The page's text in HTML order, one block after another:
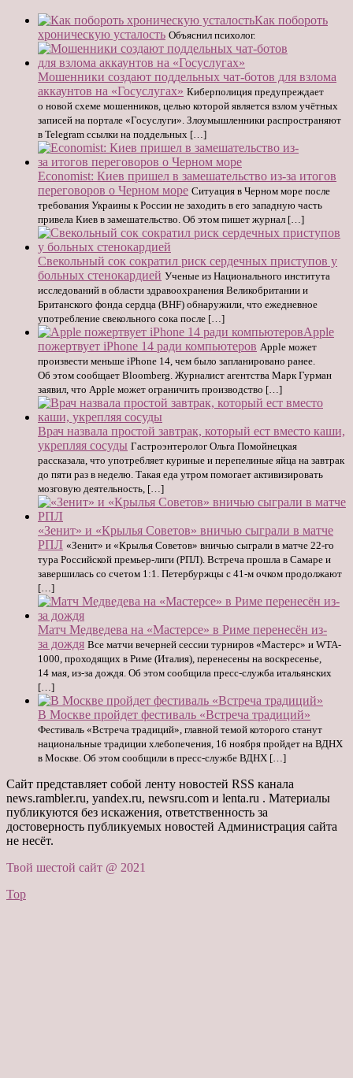
Как побороть
хроническую усталость Объяснил психолог.
Мошенники создают поддельных чат-ботов для взлома
аккаунтов на «Госуслугах» Киберполиция предупреждает
о новой схеме мошенников, целью которой является взлом учётных
записей на портале «Госуслуги». Злоумышленники распространяют
в Telegram ссылки на поддельных […]
Economist: Киев пришел в замешательство из-за итогов
переговоров о Черном море Ситуация в Черном море после
требования Украины к России не заходить в его западную часть
привела Киев в замешательство. Об этом пишет журнал […]
Свекольный сок сократил риск сердечных приступов у
больных стенокардией Ученые из Национального института
исследований в области здравоохранения Великобритании и
Британского фонда сердца (BHF) обнаружили, что ежедневное
употребление свекольного сока после […]
Apple
пожертвует iPhone 14 ради компьютеров Apple может
произвести меньше iPhone 14, чем было запланировано ранее.
Об этом сообщает Bloomberg. Журналист агентства Марк Гурман
заявил, что Apple может ограничить производство […]
Врач назвала простой завтрак, который ест вместо каши,
укрепляя сосуды Гастроэнтеролог Ольга Помойнецкая
рассказала, что употребляет куриные и перепелиные яйца на завтрак
до пяти раз в неделю. Такая еда утром помогает активизировать
мозговую деятельность, […]
«Зенит» и «Крылья Советов» вничью сыграли в матче
РПЛ «Зенит» и «Крылья Советов» вничью сыграли в матче 22-го
тура Российской премьер-лиги (РПЛ). Встреча прошла в Самаре и
завершилась со счетом 1:1. Петербуржцы с 41-м очком продолжают
[…]
Матч Медведева на «Мастерсе» в Риме перенесён из-
за дождя Все матчи вечерней сессии турниров «Мастерс» и WTA-
1000, проходящих в Риме (Италия), перенесены на воскресенье,
14 мая, из-за дождя. Об этом сообщила пресс-служба итальянских
[…]
В Москве пройдет фестиваль «Встреча традиций»
Фестиваль «Встреча традиций», главной темой которого станут
национальные традиции хлебопечения, 16 ноября пройдет на ВДНХ
в Москве. Об этом сообщили в пресс-службе ВДНХ […]
Сайт представляет собой ленту новостей RSS канала
news.rambler.ru, yandex.ru, newsru.com и lenta.ru . Материалы
публикуются без искажения, ответственность за
достоверность публикуемых новостей Администрация сайта
не несёт.
Твой шестой сайт @ 2021
Top